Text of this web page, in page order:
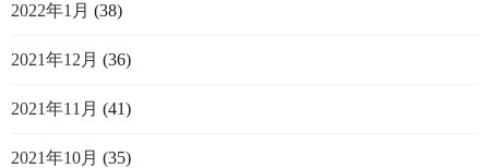
2022年1月 (38)
2021年12月 (36)
2021年11月 (41)
2021年10月 (35)